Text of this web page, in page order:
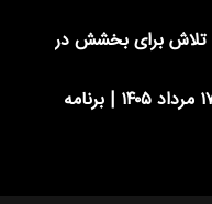
تلاش برای بخشش در
جدول قطعی برق البرز و کرج روز شنبه ۱۷ مرداد ۱۴۰۵ | برنامه